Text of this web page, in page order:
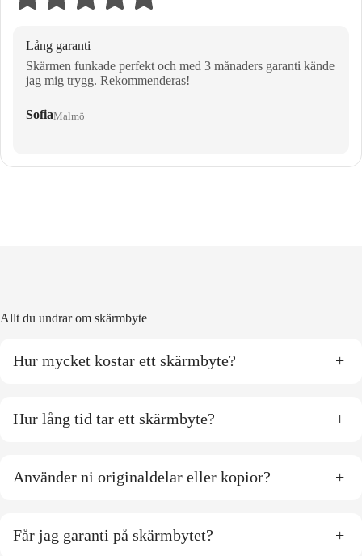
Lång garanti
Skärmen funkade perfekt och med 3 månaders garanti kände
jag mig trygg. Rekommenderas!
SofiaMalmö
Allt du undrar om skärmbyte
Hur mycket kostar ett skärmbyte? +
Hur lång tid tar ett skärmbyte? +
Använder ni originaldelar eller kopior? +
Får jag garanti på skärmbytet? +